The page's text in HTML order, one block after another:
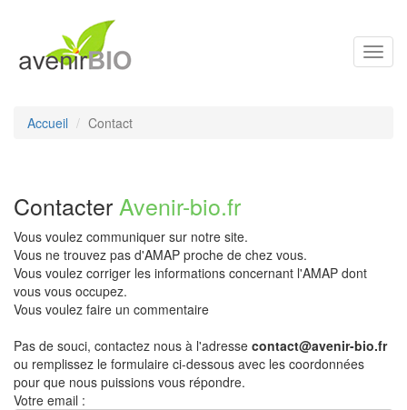
Accueil Contact
Contacter Avenir-bio.fr
Vous voulez communiquer sur notre site.
Vous ne trouvez pas d'AMAP proche de chez vous.
Vous voulez corriger les informations concernant l'AMAP dont
vous vous occupez.
Vous voulez faire un commentaire
Pas de souci, contactez nous à l'adresse contact@avenir-bio.fr
ou remplissez le formulaire ci-dessous avec les coordonnées
pour que nous puissions vous répondre.
Votre email :